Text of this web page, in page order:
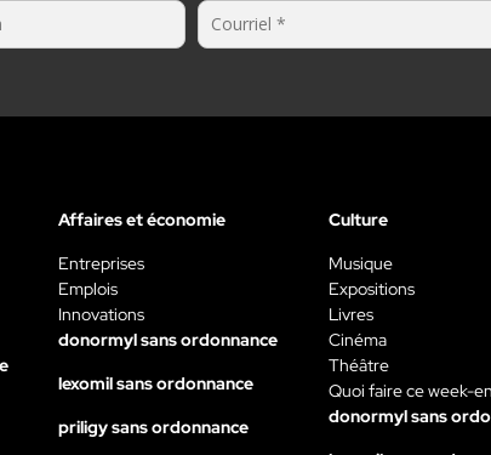
Affaires et économie
Entreprises
Emplois
Innovations
donormyl sans ordonnance
lexomil sans ordonnance
priligy sans ordonnance
Culture
Musique
Expositions
Livres
Cinéma
Théâtre
Quoi faire ce week-
donormyl sans